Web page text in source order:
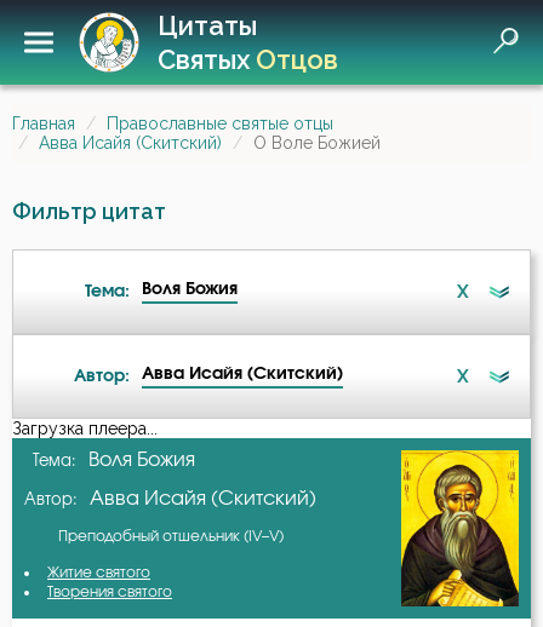
Цитаты
СвятыхОтцов
Главная
Православные святые отцы
Авва Исайя (Скитский)
О Воле Божией
Фильтр цитат
Тема: Воля Божия X
Ад
Бедность
Безмолвие
Автор: Авва Исайя (Скитский) X
А-я
Авва Дорофей
Амвросий Оптинский (Гренков)
Загрузка плеера...
Тема: Воля Божия
Автор: Авва Исайя (Скитский)
Преподобный отшельник (IV–V)
Житие святого
Творения святого